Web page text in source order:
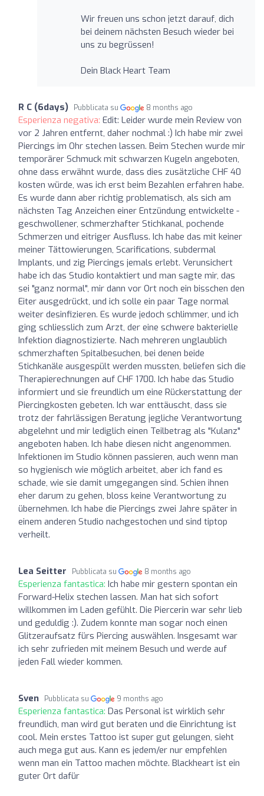
Wir freuen uns schon jetzt darauf, dich
bei deinem nächsten Besuch wieder bei
uns zu begrüssen!
Dein Black Heart Team
R C (6days) Pubblicata su 8 months ago
Esperienza negativa: Edit: Leider wurde mein Review von
vor 2 Jahren entfernt, daher nochmal :) Ich habe mir zwei
Piercings im Ohr stechen lassen. Beim Stechen wurde mir
temporärer Schmuck mit schwarzen Kugeln angeboten,
ohne dass erwähnt wurde, dass dies zusätzliche CHF 40
kosten würde, was ich erst beim Bezahlen erfahren habe.
Es wurde dann aber richtig problematisch, als sich am
nächsten Tag Anzeichen einer Entzündung entwickelte -
geschwollener, schmerzhafter Stichkanal, pochende
Schmerzen und eitriger Ausfluss. Ich habe das mit keiner
meiner Tättowierungen, Scarifications, subdermal
Implants, und zig Piercings jemals erlebt. Verunsichert
habe ich das Studio kontaktiert und man sagte mir, das
sei "ganz normal", mir dann vor Ort noch ein bisschen den
Eiter ausgedrückt, und ich solle ein paar Tage normal
weiter desinfizieren. Es wurde jedoch schlimmer, und ich
ging schliesslich zum Arzt, der eine schwere bakterielle
Infektion diagnostizierte. Nach mehreren unglaublich
schmerzhaften Spitalbesuchen, bei denen beide
Stichkanäle ausgespült werden mussten, beliefen sich die
Therapierechnungen auf CHF 1700. Ich habe das Studio
informiert und sie freundlich um eine Rückerstattung der
Piercingkosten gebeten. Ich war enttäuscht, dass sie
trotz der fahrlässigen Beratung jegliche Verantwortung
abgelehnt und mir lediglich einen Teilbetrag als "Kulanz"
angeboten haben. Ich habe diesen nicht angenommen.
Infektionen im Studio können passieren, auch wenn man
so hygienisch wie möglich arbeitet, aber ich fand es
schade, wie sie damit umgegangen sind. Schien ihnen
eher darum zu gehen, bloss keine Verantwortung zu
übernehmen. Ich habe die Piercings zwei Jahre später in
einem anderen Studio nachgestochen und sind tiptop
verheilt.
Lea Seitter Pubblicata su 8 months ago
Esperienza fantastica: Ich habe mir gestern spontan ein
Forward-Helix stechen lassen. Man hat sich sofort
willkommen im Laden gefühlt. Die Piercerin war sehr lieb
und geduldig :). Zudem konnte man sogar noch einen
Glitzeraufsatz fürs Piercing auswählen. Insgesamt war
ich sehr zufrieden mit meinem Besuch und werde auf
jeden Fall wieder kommen.
Sven Pubblicata su 9 months ago
Esperienza fantastica: Das Personal ist wirklich sehr
freundlich, man wird gut beraten und die Einrichtung ist
cool. Mein erstes Tattoo ist super gut gelungen, sieht
auch mega gut aus. Kann es jedem/er nur empfehlen
wenn man ein Tattoo machen möchte. Blackheart ist ein
guter Ort dafür